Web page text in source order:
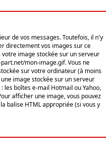
de vos messages. Toutefois, il n'y
directement vos images sur ce
image stockée sur un serveur
mon-image.gif. Vous ne
sur votre ordinateur (à moins
image stockée sur un serveur
les boîtes e-mail Hotmail ou Yahoo,
afficher une image, vous pouvez
balise HTML appropriée (si vous y